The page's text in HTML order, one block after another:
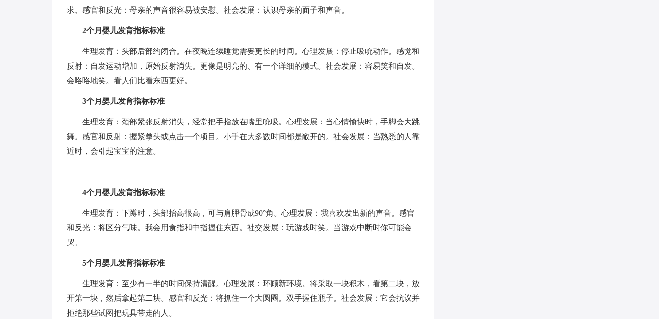
求。感官和反光：母亲的声音很容易被安慰。社会发展：认识母亲的面子和声音。
2个月婴儿发育指标标准
生理发育：头部后部约闭合。在夜晚连续睡觉需要更长的时间。心理发展：停止吸吮动作。感觉和
反射：自发运动增加，原始反射消失。更像是明亮的、有一个详细的模式。社会发展：容易笑和自发。
会咯咯地笑。看人们比看东西更好。
3个月婴儿发育指标标准
生理发育：颈部紧张反射消失，经常把手指放在嘴里吮吸。心理发展：当心情愉快时，手脚会大跳
舞。感官和反射：握紧拳头或点击一个项目。小手在大多数时间都是敞开的。社会发展：当熟悉的人靠
近时，会引起宝宝的注意。
4个月婴儿发育指标标准
生理发育：下蹲时，头部抬高很高，可与肩胛骨成90°角。心理发展：我喜欢发出新的声音。感官
和反光：将区分气味。我会用食指和中指握住东西。社交发展：玩游戏时笑。当游戏中断时你可能会
哭。
5个月婴儿发育指标标准
生理发育：至少有一半的时间保持清醒。心理发展：环顾新环境。将采取一块积木，看第二块，放
开第一块，然后拿起第二块。感官和反光：将抓住一个大圆圈。双手握住瓶子。社会发展：它会抗议并
拒绝那些试图把玩具带走的人。